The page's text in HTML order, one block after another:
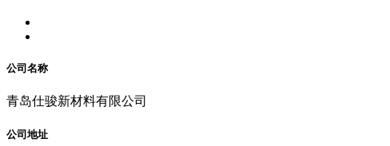
公司名称
青岛仕骏新材料有限公司
公司地址